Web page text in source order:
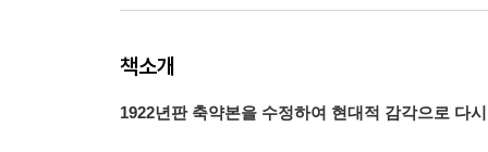
책소개
1922년판 축약본을 수정하여 현대적 감각으로 다